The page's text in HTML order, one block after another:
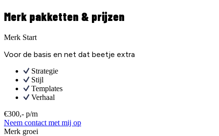
Merk pakketten & prijzen
Merk Start
Voor de basis en net dat beetje extra
Strategie
Stijl
Templates
Verhaal
€300,- p/m
Neem contact met mij op
Merk groei